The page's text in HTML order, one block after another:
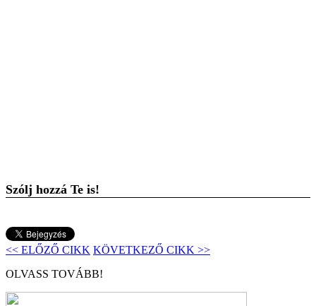
Szólj hozzá Te is!
<< ELŐZŐ CIKK KÖVETKEZŐ CIKK >>
OLVASS TOVÁBB!